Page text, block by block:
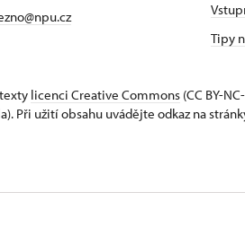
Tipy
licenci Creative Commons (CC BY-
Při užití obsahu uvádějte odkaz na